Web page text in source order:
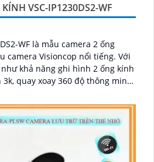
VSC-IP1230DS2-WF
WF là mẫu camera 2 ống
Visioncop nổi tiếng. Với
khả năng ghi hình 2 ống kính
quay xoay 360 độ thông minh,